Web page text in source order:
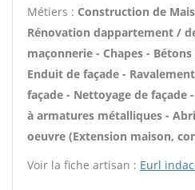
Métiers : Construction de
Rénovation dappartement /
maçonnerie - Chapes -
Enduit de façade -
façade - Nettoyage de façade
à armatures métalliques -
oeuvre (Extension maison,
Voir la fiche artisan : Eurl